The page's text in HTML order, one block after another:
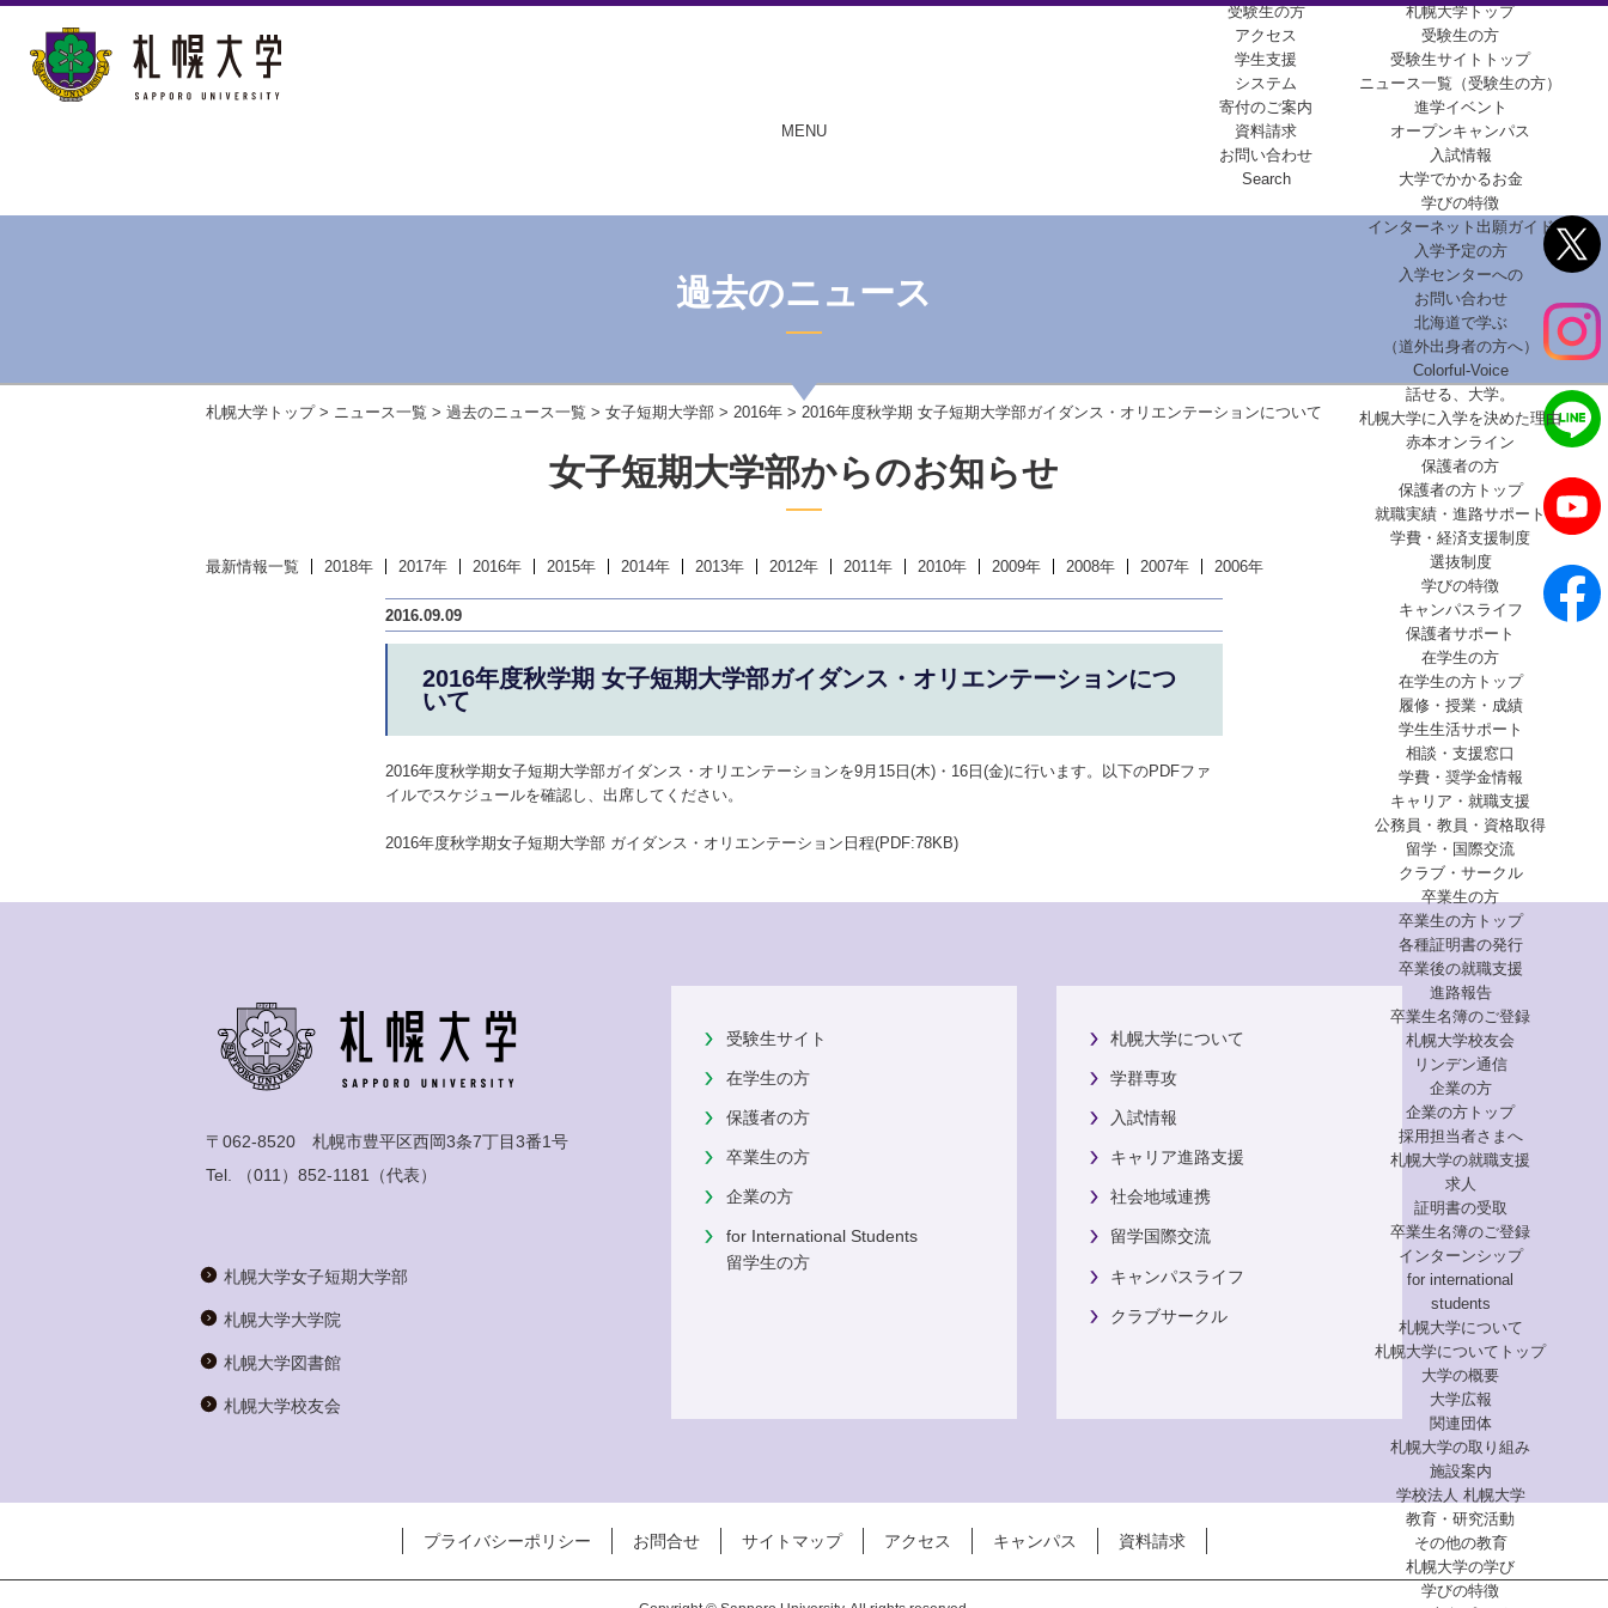
MENU
受験生の方
アクセス
学生支援
システム
寄付のご案内
資料請求
お問い合わせ
Search
札幌大学トップ
受験生の方
受験生サイトトップ
ニュース一覧（受験生の方）
進学イベント
オープンキャンパス
入試情報
大学でかかるお金
学びの特徴
インターネット出願ガイド
入学予定の方
入学センターへの
お問い合わせ
北海道で学ぶ
（道外出身者の方へ）
Colorful-Voice
話せる、大学。
札幌大学に入学を決めた理由
赤本オンライン
保護者の方
保護者の方トップ
就職実績・進路サポート
学費・経済支援制度
選抜制度
学びの特徴
キャンパスライフ
保護者サポート
在学生の方
在学生の方トップ
履修・授業・成績
学生生活サポート
相談・支援窓口
学費・奨学金情報
キャリア・就職支援
公務員・教員・資格取得
留学・国際交流
クラブ・サークル
卒業生の方
卒業生の方トップ
各種証明書の発行
卒業後の就職支援
進路報告
卒業生名簿のご登録
札幌大学校友会
リンデン通信
企業の方
企業の方トップ
採用担当者さまへ
札幌大学の就職支援
求人
証明書の受取
卒業生名簿のご登録
インターンシップ
for international
students
札幌大学について
札幌大学についてトップ
大学の概要
大学広報
関連団体
札幌大学の取り組み
施設案内
学校法人 札幌大学
教育・研究活動
その他の教育
札幌大学の学び
学びの特徴
過去のニュース
札幌大学トップ> ニュース一覧 > 過去のニュース一覧 > 女子短期大学部 > 2016年 > 2016年度秋学期 女子短期大学部ガイダンス・オリエンテーションについて
女子短期大学部からのお知らせ
最新情報一覧 2018年 2017年 2016年 2015年 2014年 2013年 2012年 2011年 2010年 2009年 2008年 2007年 2006年
2016.09.09
2016年度秋学期 女子短期大学部ガイダンス・オリエンテーションにつ
いて
2016年度秋学期女子短期大学部ガイダンス・オリエンテーションを9月15日(木)・16日(金)に行います。以下のPDFファ
イルでスケジュールを確認し、出席してください。
2016年度秋学期女子短期大学部 ガイダンス・オリエンテーション日程(PDF:78KB)
〒062-8520 札幌市豊平区西岡3条7丁目3番1号
Tel.
（011）852-1181 （代表）
札幌大学女子短期大学部
札幌大学大学院
札幌大学図書館
札幌大学校友会
受験生サイト
在学生の方
保護者の方
卒業生の方
企業の方
for International Students
留学生の方
札幌大学について
学群専攻
入試情報
キャリア進路支援
社会地域連携
留学国際交流
キャンパスライフ
クラブサークル
プライバシーポリシー お問合せ サイトマップ アクセス キャンパス 資料請求